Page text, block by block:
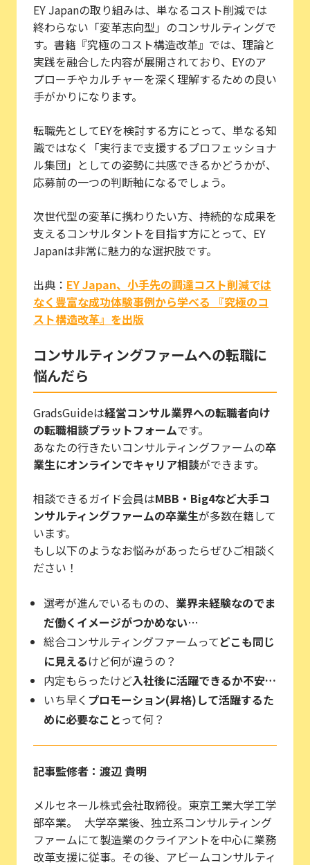
EY Japanの取り組みは、単なるコスト削減では
終わらない「変革志向型」のコンサルティングで
す。書籍『究極のコスト構造改革』では、理論と
実践を融合した内容が展開されており、EYのア
プローチやカルチャーを深く理解するための良い
手がかりになります。
転職先としてEYを検討する方にとって、単なる知
識ではなく「実行まで支援するプロフェッショナ
ル集団」としての姿勢に共感できるかどうかが、
応募前の一つの判断軸になるでしょう。
次世代型の変革に携わりたい方、持続的な成果を
支えるコンサルタントを目指す方にとって、EY
Japanは非常に魅力的な選択肢です。
出典： EY Japan、小手先の調達コスト削減では
なく豊富な成功体験事例から学べる 『究極のコ
スト構造改革』を出版
コンサルティングファームへの転職に
悩んだら
GradsGuideは経営コンサル業界への転職者向け
の転職相談プラットフォームです。
あなたの行きたいコンサルティングファームの卒
業生にオンラインでキャリア相談ができます。
相談できるガイド会員はMBB・Big4など大手コ
ンサルティングファームの卒業生が多数在籍して
います。
もし以下のようなお悩みがあったらぜひご相談く
ださい！
選考が進んでいるものの、 業界未経験なのでま
だ働くイメージがつかめない…
総合コンサルティングファームってどこも同じ
に見えるけど何が違うの？
内定もらったけど入社後に活躍できるか不安…
いち早く プロモーション(昇格)して活躍するた
めに必要なことって何？
記事監修者：渡辺 貴明
メルセネール株式会社取締役。東京工業大学工学
部卒業。 大学卒業後、独立系コンサルティング
ファームにて製造業のクライアントを中心に業務
改革支援に従事。その後、アビームコンサルティ